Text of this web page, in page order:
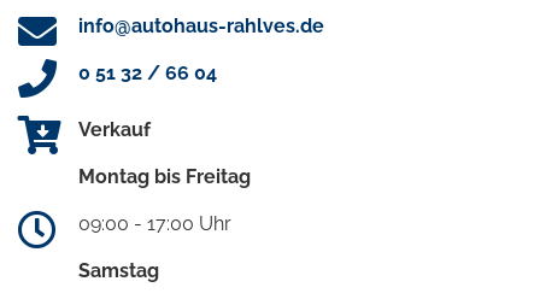
info@autohaus-rahlves.de
0 51 32 / 66 04
Verkauf
Montag bis Freitag
09:00 - 17:00 Uhr
Samstag